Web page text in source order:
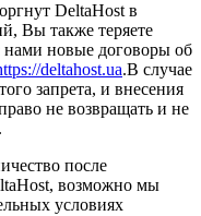
DeltaHost в
Вы также теряете
нами новые договоры об
deltahost.ua.В случае
запрета, и внесения
не возвращать и не
после
возможно мы
условиях